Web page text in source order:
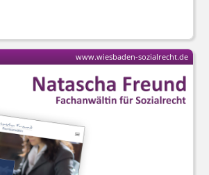
www.wiesbaden-sozialrecht.de